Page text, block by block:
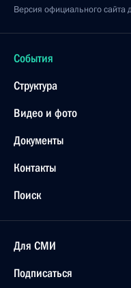
Версия официального сайта
События
Структура
Видео и фото
Документы
Контакты
Поиск
Для СМИ
Подписаться